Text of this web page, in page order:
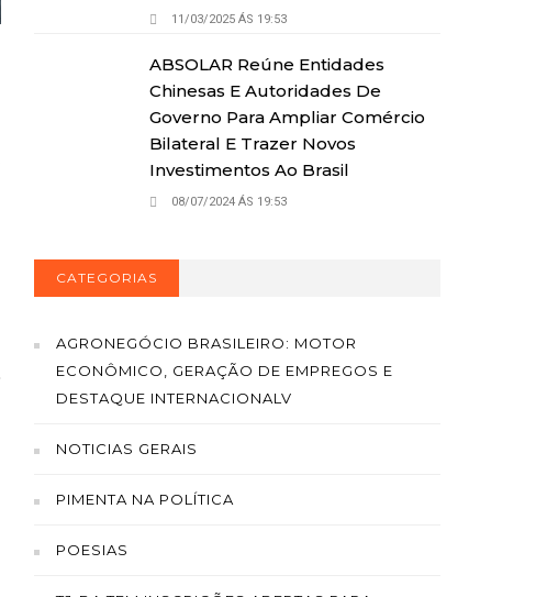
11/03/2025 ÁS 19:53
ABSOLAR Reúne Entidades
Chinesas E Autoridades De
Governo Para Ampliar Comércio
Bilateral E Trazer Novos
Investimentos Ao Brasil
08/07/2024 ÁS 19:53
CATEGORIAS
AGRONEGÓCIO BRASILEIRO: MOTOR
ECONÔMICO, GERAÇÃO DE EMPREGOS E
DESTAQUE INTERNACIONALV
NOTICIAS GERAIS
PIMENTA NA POLÍTICA
POESIAS